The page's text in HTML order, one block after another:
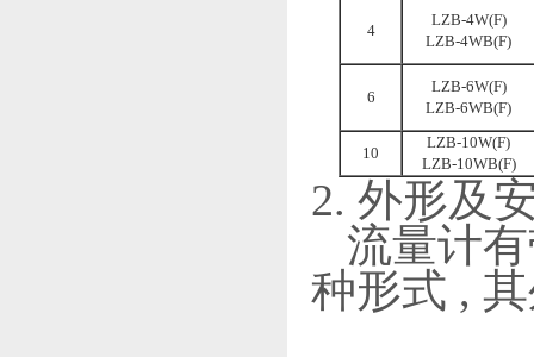
4
LZB-4W(F)
LZB-4WB(F)
6
LZB-6W(F)
LZB-6WB(F)
10
LZB-10W(F)
LZB-10WB(F)
2. 外形及
流量计有
种形式 ,